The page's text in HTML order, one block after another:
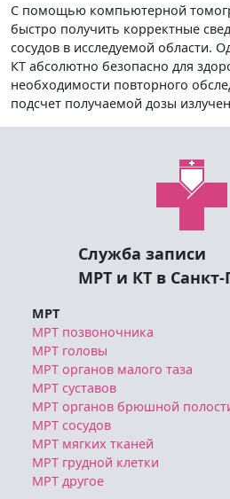
С помощью компьютерной
быстро получить корректные
сосудов в исследуемой области.
КТ абсолютно безопасно для
необходимости повторного
подсчет получаемой дозы
Служба записи
МРТ и КТ в Санкт-
МРТ
МРТ позвоночника
МРТ головы
МРТ органов малого таза
МРТ суставов
МРТ органов брюшной
МРТ сосудов
МРТ мягких тканей
МРТ грудной клетки
МРТ другое